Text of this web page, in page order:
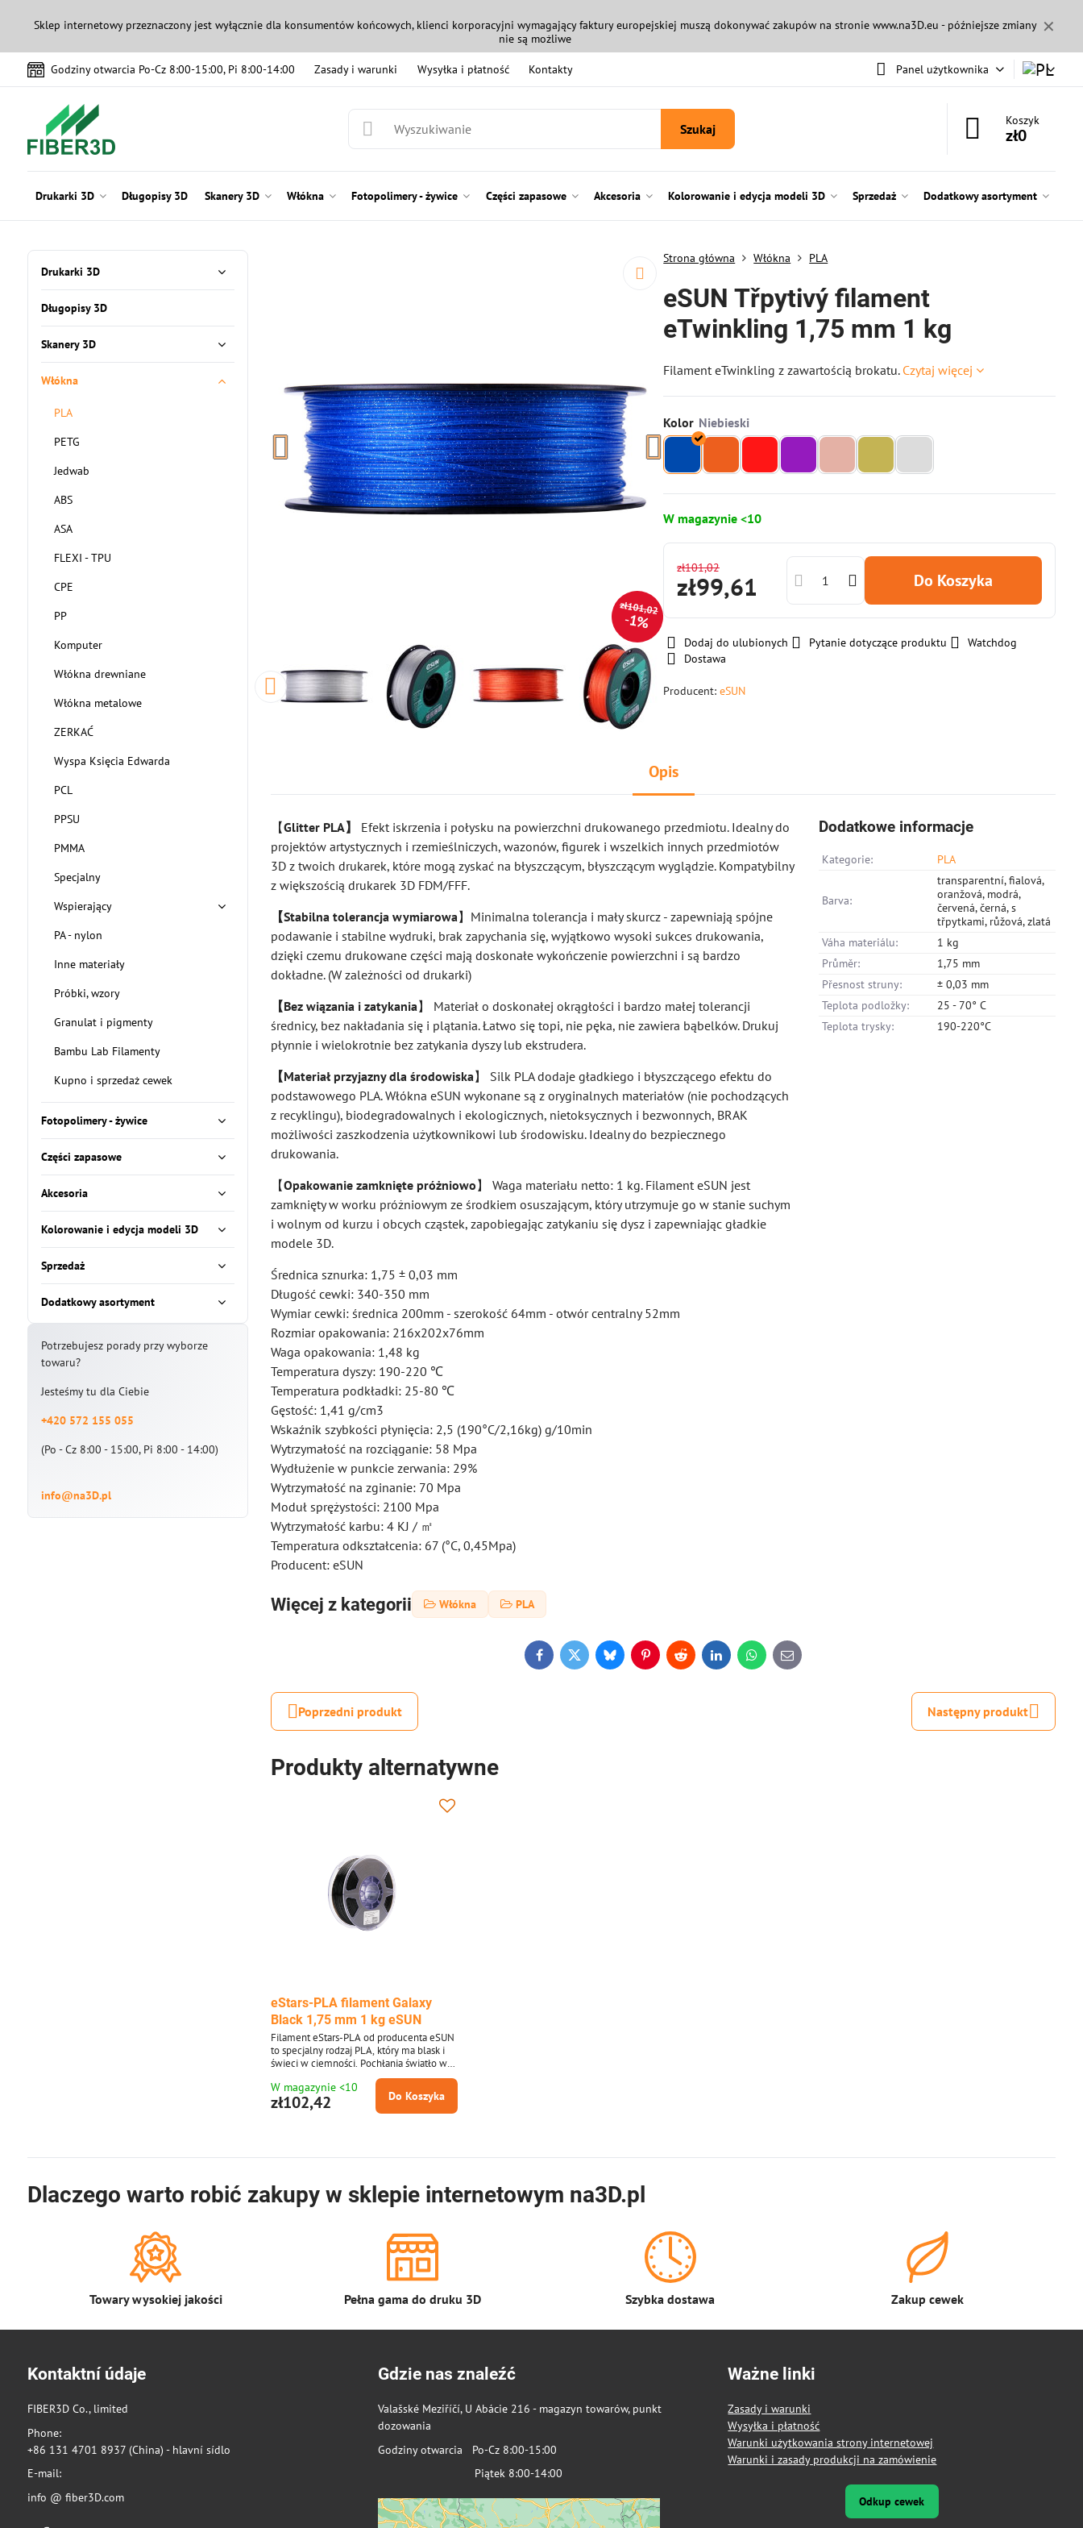
✕
Sklep internetowy przeznaczony jest wyłącznie dla konsumentów końcowych, klienci korporacyjni wymagający faktury europejskiej muszą dokonywać zakupów na stronie www.na3D.eu - późniejsze zmiany
nie są możliwe
Godziny otwarcia Po-Cz 8:00-15:00, Pi 8:00-14:00 Zasady i warunki Wysyłka i płatność Kontakty Panel użytkownika
Szukaj
Koszyk
zł0
Drukarki 3D Długopisy 3D Skanery 3D Włókna Fotopolimery - żywice Części zapasowe Akcesoria Kolorowanie i edycja modeli 3D Sprzedaż Dodatkowy asortyment
zł101,02
1%
Strona główna Włókna PLA
eSUN Třpytivý filament
eTwinkling 1,75 mm 1 kg
Filament eTwinkling z zawartością brokatu. Czytaj więcej
Kolor
W magazynie <10
zł101,02
zł99,61 Do Koszyka
Dodaj do ulubionych Pytanie dotyczące produktu
Watchdog
Dostawa
Producent:eSUN
Opis
【Glitter PLA】
Efekt iskrzenia i połysku na powierzchni drukowanego przedmiotu. Idealny do
projektów artystycznych i rzemieślniczych, wazonów, figurek i wszelkich innych przedmiotów
3D z twoich drukarek, które mogą zyskać na błyszczącym, błyszczącym wyglądzie. Kompatybilny
z większością drukarek 3D FDM/FFF.
【Stabilna tolerancja wymiarowa】Minimalna tolerancja i mały skurcz - zapewniają spójne
podawanie i stabilne wydruki, brak zapychania się, wyjątkowo wysoki sukces drukowania,
dzięki czemu drukowane części mają doskonałe wykończenie powierzchni i są bardzo
dokładne. (W zależności od drukarki)
【Bez wiązania i zatykania】 Materiał o doskonałej okrągłości i bardzo małej tolerancji
średnicy, bez nakładania się i plątania. Łatwo się topi, nie pęka, nie zawiera bąbelków. Drukuj
płynnie i wielokrotnie bez zatykania dyszy lub ekstrudera.
【Materiał przyjazny dla środowiska】 Silk PLA dodaje gładkiego i błyszczącego efektu do
podstawowego PLA. Włókna eSUN wykonane są z oryginalnych materiałów (nie pochodzących
z recyklingu), biodegradowalnych i ekologicznych, nietoksycznych i bezwonnych, BRAK
możliwości zaszkodzenia użytkownikowi lub środowisku. Idealny do bezpiecznego
drukowania.
【Opakowanie zamknięte próżniowo】 Waga materiału netto: 1 kg. Filament eSUN jest
zamknięty w worku próżniowym ze środkiem osuszającym, który utrzymuje go w stanie suchym
i wolnym od kurzu i obcych cząstek, zapobiegając zatykaniu się dysz i zapewniając gładkie
modele 3D.
Średnica sznurka: 1,75 ± 0,03 mm
Długość cewki: 340-350 mm
Wymiar cewki: średnica 200mm - szerokość 64mm - otwór centralny 52mm
Rozmiar opakowania: 216x202x76mm
Waga opakowania: 1,48 kg
Temperatura dyszy: 190-220 ℃
Temperatura podkładki: 25-80 ℃
Gęstość: 1,41 g/cm3
Wskaźnik szybkości płynięcia: 2,5 (190°C/2,16kg) g/10min
Wytrzymałość na rozciąganie: 58 Mpa
Wydłużenie w punkcie zerwania: 29%
Wytrzymałość na zginanie: 70 Mpa
Moduł sprężystości: 2100 Mpa
Wytrzymałość karbu: 4 KJ / ㎡
Temperatura odkształcenia: 67 (°C, 0,45Mpa)
Producent: eSUN
Więcej z kategorii Włókna PLA
Dodatkowe informacje
Kategorie: PLA
Barva:
transparentní, fialová,
oranžová, modrá,
červená, černá, s
třpytkami, růžová, zlatá
Váha materiálu:
1 kg
Průměr:
1,75 mm
Přesnost struny:
± 0,03 mm
Teplota podložky:
25 - 70° C
Teplota trysky:
190-220°C
FacebookTwitterBlueskyPinterestRedditLinkedInWhatsApp
E-
mail
Poprzedni produkt Następny produkt
Produkty alternatywne
eStars-PLA filament Galaxy
Black 1,75 mm 1 kg eSUN
Filament eStars-PLA od producenta eSUN
to specjalny rodzaj PLA, który ma blask i
świeci w ciemności. Pochłania światło w
ciągu dnia i świeci w nocy.
W magazynie <10
zł102,42 Do Koszyka
Drukarki 3D
Długopisy 3D
Skanery 3D
Włókna
PLA
PETG
Jedwab
ABS
ASA
FLEXI - TPU
CPE
PP
Komputer
Włókna drewniane
Włókna metalowe
ZERKAĆ
Wyspa Księcia Edwarda
PCL
PPSU
PMMA
Specjalny
Wspierający
PA - nylon
Inne materiały
Próbki, wzory
Granulat i pigmenty
Bambu Lab Filamenty
Kupno i sprzedaż cewek
Fotopolimery - żywice
Części zapasowe
Akcesoria
Kolorowanie i edycja modeli 3D
Sprzedaż
Dodatkowy asortyment
Potrzebujesz porady przy wyborze
towaru?
Jesteśmy tu dla Ciebie
+420 572 155 055
(Po - Cz 8:00 - 15:00, Pi 8:00 - 14:00)
info@na3D.pl
Dlaczego warto robić zakupy w sklepie internetowym na3D.pl
Towary wysokiej jakości Pełna gama do druku 3D Szybka dostawa Zakup cewek
Kontaktní údaje
FIBER3D Co., limited
Phone:
+86 131 4701 8937 (China) - hlavní sídlo
E-mail:
info @ fiber3D.com
Gdzie nas znaleźć
Valašské Meziříčí, U Abácie 216 - magazyn towarów, punkt
dozowania
Godziny otwarcia Po-Cz 8:00-15:00
Piątek 8:00-14:00
Ważne linki
Zasady i warunki
Wysyłka i płatność
Warunki użytkowania strony internetowej
Warunki i zasady produkcji na zamówienie
Odkup cewek